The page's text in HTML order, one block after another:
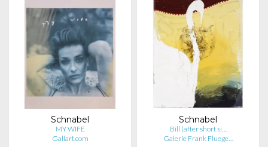
Schnabel
MY WIFE
Gallart.com
Schnabel
Bill (after short si…
Galerie Frank Fluege…